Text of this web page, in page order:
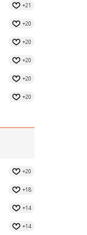
+21
+20
+20
+20
+20
+20
+20
+18
+14
+14